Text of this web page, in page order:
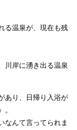
る温泉が、現在も残
川岸に湧き出る温泉
あり、日帰り入浴が
なんて言ってられま